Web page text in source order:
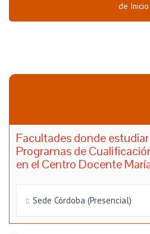
de Inicio
Facultades donde
Programas de
en el Centro Docente
Sede Córdoba (Presencial)